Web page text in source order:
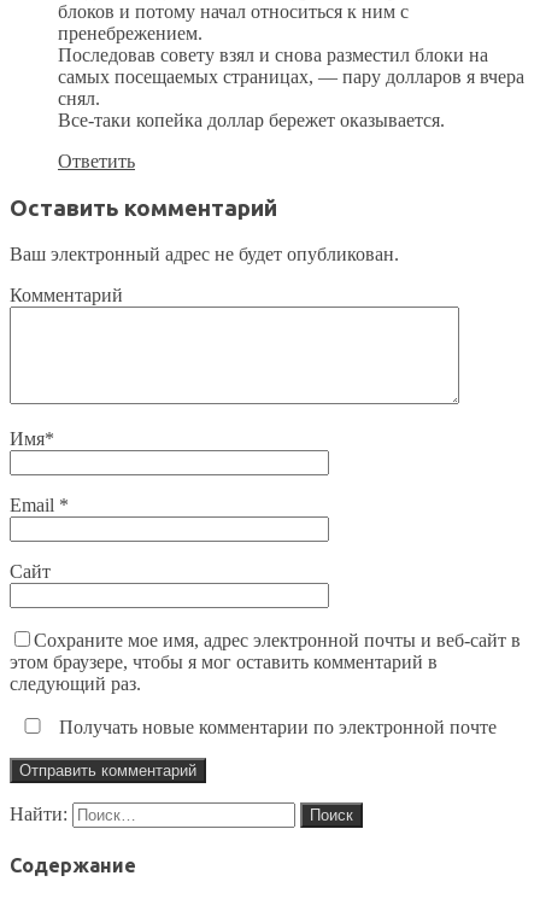
блоков и потому начал относиться к ним с
пренебрежением.
Последовав совету взял и снова разместил блоки на
самых посещаемых страницах, — пару долларов я вчера
снял.
Все-таки копейка доллар бережет оказывается.
Ответить
Оставить комментарий
Ваш электронный адрес не будет опубликован.
Комментарий
Имя*
Email *
Сайт
Сохраните мое имя, адрес электронной почты и веб-сайт в
этом браузере, чтобы я мог оставить комментарий в
следующий раз.
Получать новые комментарии по электронной почте
Найти:
Содержание